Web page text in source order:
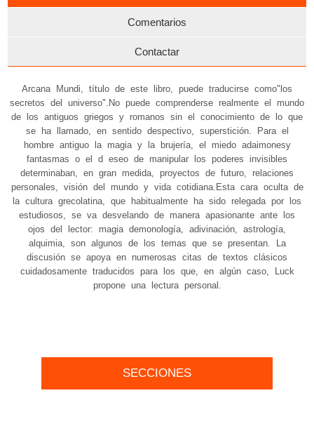
Comentarios
Contactar
Arcana Mundi, título de este libro, puede traducirse como"los
secretos del universo".No puede comprenderse realmente el mundo
de los antiguos griegos y romanos sin el conocimiento de lo que
se ha llamado, en sentido despectivo, superstición. Para el
hombre antiguo la magia y la brujería, el miedo adaimonesy
fantasmas o el d eseo de manipular los poderes invisibles
determinaban, en gran medida, proyectos de futuro, relaciones
personales, visión del mundo y vida cotidiana.Esta cara oculta de
la cultura grecolatina, que habitualmente ha sido relegada por los
estudiosos, se va desvelando de manera apasionante ante los
ojos del lector: magia demonología, adivinación, astrología,
alquimia, son algunos de los temas que se presentan. La
discusión se apoya en numerosas citas de textos clásicos
cuidadosamente traducidos para los que, en algún caso, Luck
propone una lectura personal.
SECCIONES